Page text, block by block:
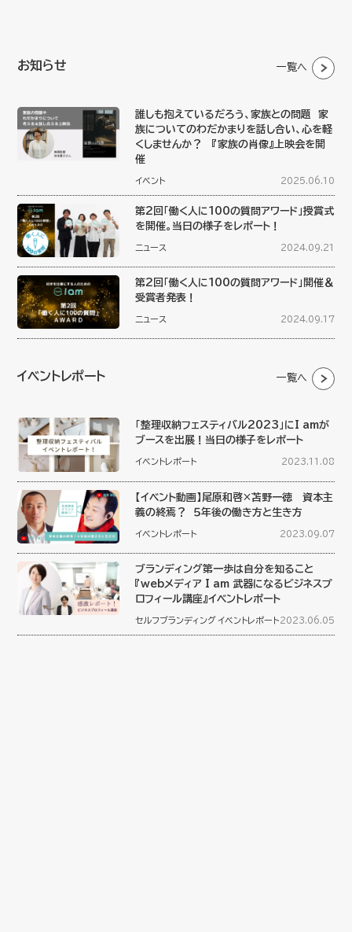
お知らせ 一覧へ
誰しも抱えているだろう、家族との問題 家
族についてのわだかまりを話し合い、心を軽
くしませんか？ 『家族の肖像』上映会を開
催
イベント 2025.06.10
第2回「働く人に100の質問アワード」授賞式
を開催。当日の様子をレポート！
ニュース 2024.09.21
第2回「働く人に100の質問アワード」開催＆
受賞者発表！
ニュース 2024.09.17
イベントレポート 一覧へ
「整理収納フェスティバル2023」にI amが
ブースを出展！当日の様子をレポート
イベントレポート 2023.11.08
【イベント動画】尾原和啓×苫野一徳 資本主
義の終焉？ ５年後の働き方と生き方
イベントレポート 2023.09.07
ブランディング第一歩は自分を知ること
『webメディア I am 武器になるビジネスプ
ロフィール講座』イベントレポート
セルフブランディング イベントレポート 2023.06.05